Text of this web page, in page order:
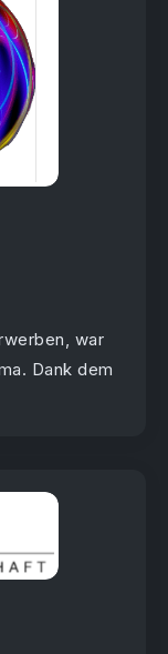
war
Dank dem